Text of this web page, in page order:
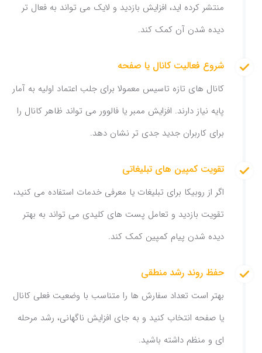
منتشر کرده اید، افزایش بازدید و لایک می تواند به فعال تر
دیده شدن آن کمک کند.
شروع فعالیت کانال یا صفحه
کانال های تازه تاسیس معمولا برای جلب اعتماد اولیه به آمار
پایه نیاز دارند. افزایش ممبر یا فالوور می تواند ظاهر کانال را
برای کاربران جدید جدی تر نشان دهد.
تقویت کمپین های تبلیغاتی
اگر از روبیکا برای تبلیغات یا معرفی خدمات استفاده می کنید،
تقویت بازدید و تعامل پست های کلیدی می تواند به بهتر
دیده شدن پیام کمپین کمک کند.
حفظ روند رشد منطقی
بهتر است تعداد سفارش ها را متناسب با وضعیت فعلی کانال
یا صفحه انتخاب کنید و به جای افزایش ناگهانی، رشد مرحله
ای و منظم داشته باشید.